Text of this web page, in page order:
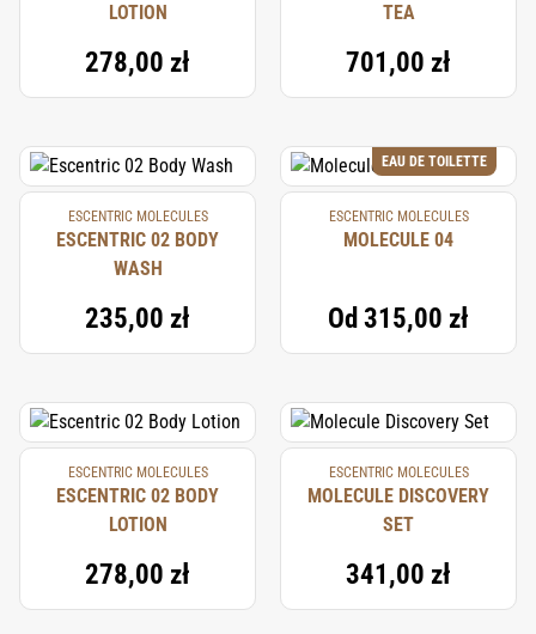
LOTION
278,00 zł
TEA
701,00 zł
ESCENTRIC MOLECULES
ESCENTRIC 02 BODY
WASH
235,00 zł
EAU DE TOILETTE
ESCENTRIC MOLECULES
MOLECULE 04
Od 315,00 zł
ESCENTRIC MOLECULES
ESCENTRIC 02 BODY
LOTION
278,00 zł
ESCENTRIC MOLECULES
MOLECULE DISCOVERY
SET
341,00 zł